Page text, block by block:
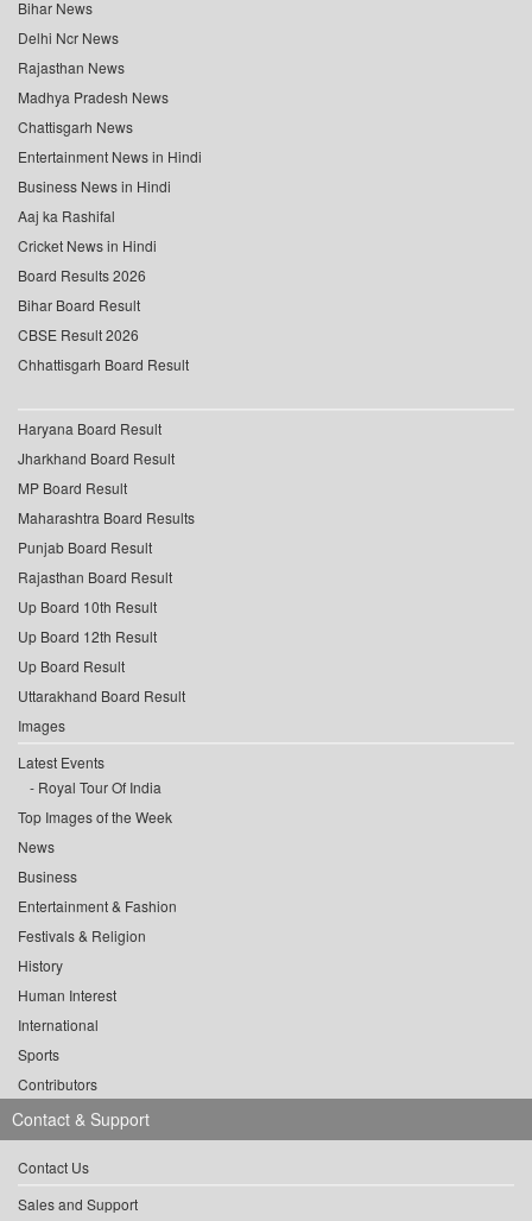
Bihar News
Delhi Ncr News
Rajasthan News
Madhya Pradesh News
Chattisgarh News
Entertainment News in Hindi
Business News in Hindi
Aaj ka Rashifal
Cricket News in Hindi
Board Results 2026
Bihar Board Result
CBSE Result 2026
Chhattisgarh Board Result
Haryana Board Result
Jharkhand Board Result
MP Board Result
Maharashtra Board Results
Punjab Board Result
Rajasthan Board Result
Up Board 10th Result
Up Board 12th Result
Up Board Result
Uttarakhand Board Result
Images
Latest Events
Royal Tour Of India
Top Images of the Week
News
Business
Entertainment & Fashion
Festivals & Religion
History
Human Interest
International
Sports
Contributors
Contact & Support
Contact Us
Sales and Support